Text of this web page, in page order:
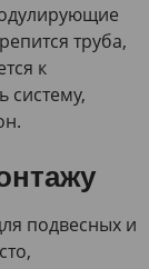
труба,
к
систему,
подвесных и